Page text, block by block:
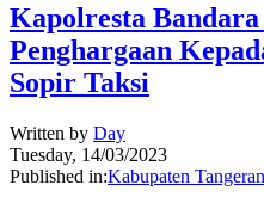
Kapolresta
Penghargaan
Sopir Taksi
Written by Day
Tuesday, 14/03/2023
Published in:Kabupaten